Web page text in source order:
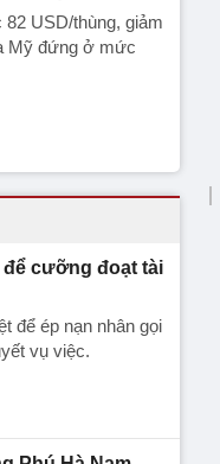
USD/thùng, giảm
Mỹ đứng ở mức
cưỡng đoạt tài
để ép nạn nhân gọi
vụ việc.